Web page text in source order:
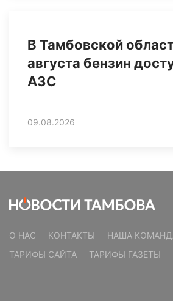
В Тамбовской
августа бензин
АЗС
09.08.2026
О НАС КОНТАКТЫ НАША
ТАРИФЫ САЙТА
ТАРИФЫ ГАЗЕТЫ